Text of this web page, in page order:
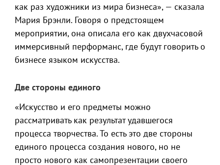
как раз художники из мира бизнеса», — сказала
Мария Брэнли. Говоря о предстоящем
мероприятии, она описала его как двухчасовой
иммерсивный перформанс, где будут говорить о
бизнесе языком искусства.
Две стороны единого
«Искусство и его предметы можно
рассматривать как результат удавшегося
процесса творчества. То есть это две стороны
единого процесса создания нового, но не
просто нового как самопрезентации своего